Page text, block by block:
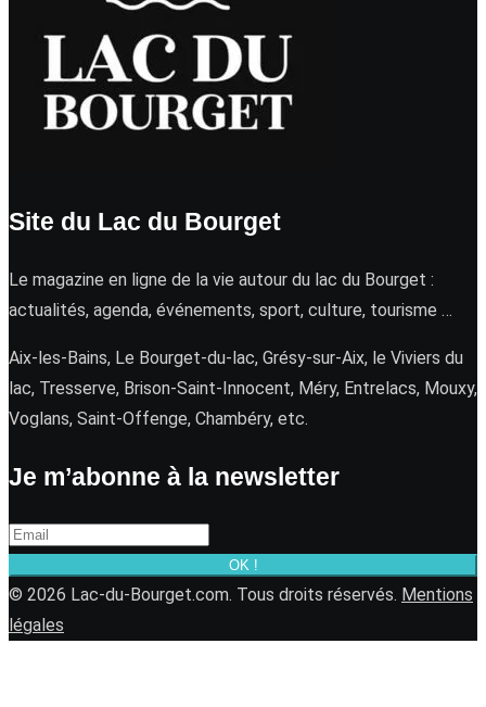
Site du Lac du Bourget
Le magazine en ligne de la vie autour du lac du Bourget :
actualités, agenda, événements, sport, culture, tourisme …
Aix-les-Bains, Le Bourget-du-lac, Grésy-sur-Aix, le Viviers du
lac, Tresserve, Brison-Saint-Innocent, Méry, Entrelacs, Mouxy,
Voglans, Saint-Offenge, Chambéry, etc.
Je m’abonne à la newsletter
OK !
© 2026 Lac-du-Bourget.com. Tous droits réservés. Mentions
légales